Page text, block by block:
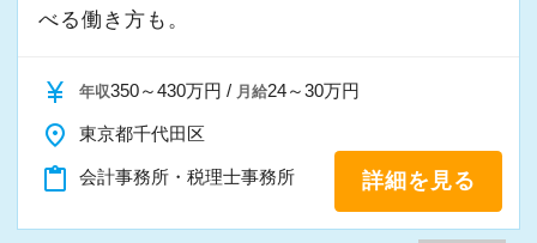
また、当事務所ではDX化や業務改善などにも積
「まずはやってみる」
「新しいことにも前向きに挑戦してみる」
そんな姿勢をお持ちの方であれば、経験を活か
べる働き方も。
currency_yen 年収350～430万円 / 月給24～30万円
place 東京都千代田区
content_paste 会計事務所・税理士事務所 詳細を見る